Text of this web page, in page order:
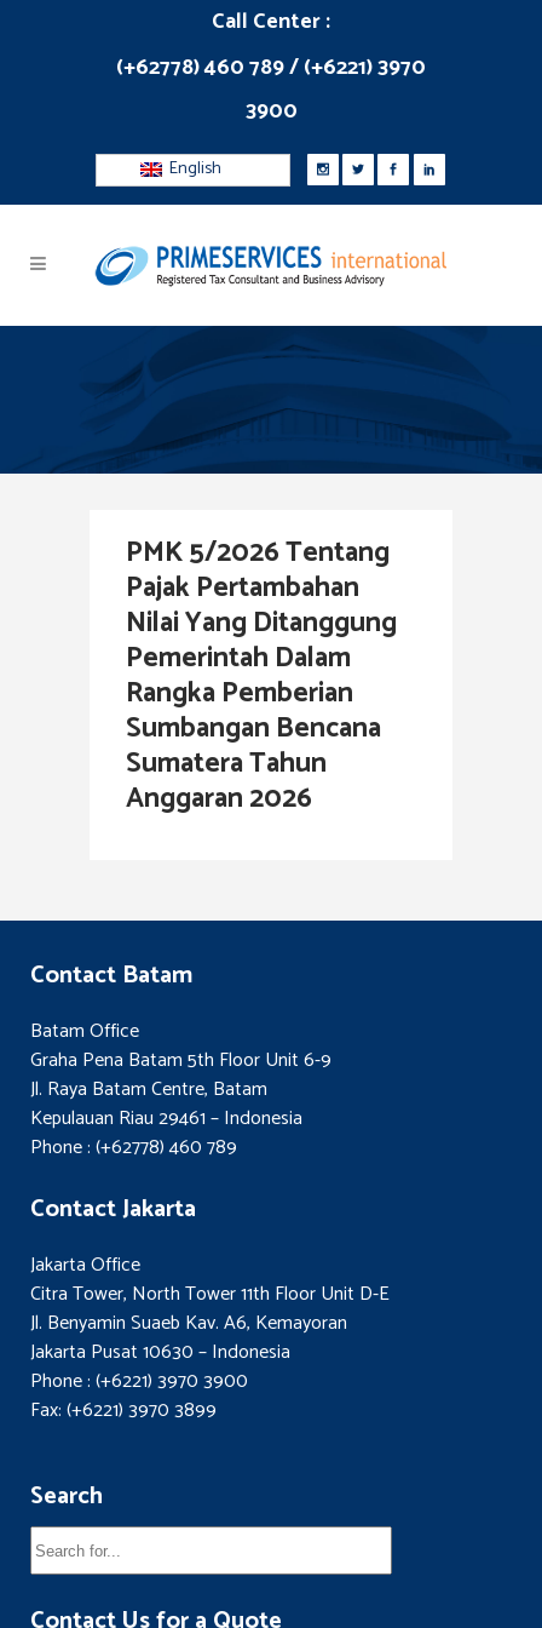
Call Center :
(+62778) 460 789 / (+6221) 3970
3900
English
PMK 5/2026 Tentang
Pajak Pertambahan
Nilai Yang Ditanggung
Pemerintah Dalam
Rangka Pemberian
Sumbangan Bencana
Sumatera Tahun
Anggaran 2026
Contact Batam
Batam Office
Graha Pena Batam 5th Floor Unit 6-9
Jl. Raya Batam Centre, Batam
Kepulauan Riau 29461 – Indonesia
Phone : (+62778) 460 789
Contact Jakarta
Jakarta Office
Citra Tower, North Tower 11th Floor Unit D-E
Jl. Benyamin Suaeb Kav. A6, Kemayoran
Jakarta Pusat 10630 – Indonesia
Phone : (+6221) 3970 3900
Fax: (+6221) 3970 3899
Search